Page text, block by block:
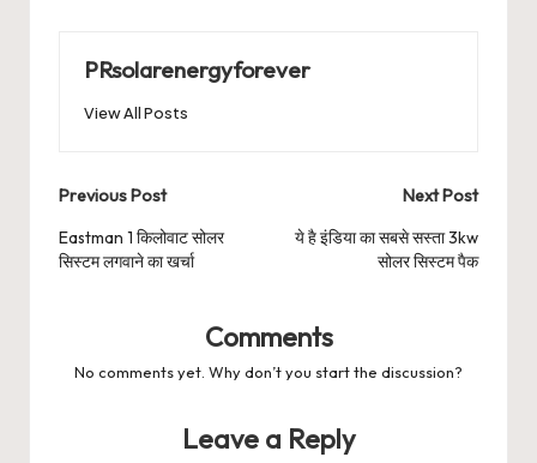
PRsolarenergyforever
View All Posts
Post
navigation
Previous Post
Eastman 1 किलोवाट सोलर
सिस्टम लगवाने का खर्चा
Next Post
ये है इंडिया का सबसे सस्ता 3kw
सोलर सिस्टम पैक
Comments
No comments yet. Why don’t you start the discussion?
Leave a Reply